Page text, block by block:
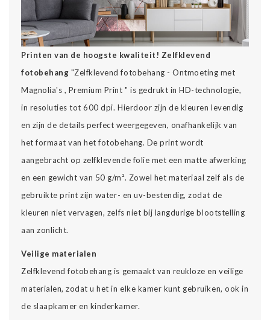
Printen van de hoogste kwaliteit! Zelfklevend
fotobehang "Zelfklevend fotobehang - Ontmoeting met
Magnolia's , Premium Print " is gedrukt in HD-technologie,
in resoluties tot 600 dpi. Hierdoor zijn de kleuren levendig
en zijn de details perfect weergegeven, onafhankelijk van
het formaat van het fotobehang. De print wordt
aangebracht op zelfklevende folie met een matte afwerking
en een gewicht van 50 g/m². Zowel het materiaal zelf als de
gebruikte print zijn water- en uv-bestendig, zodat de
kleuren niet vervagen, zelfs niet bij langdurige blootstelling
aan zonlicht.
Veilige materialen
Zelfklevend fotobehang is gemaakt van reukloze en veilige
materialen, zodat u het in elke kamer kunt gebruiken, ook in
de slaapkamer en kinderkamer.